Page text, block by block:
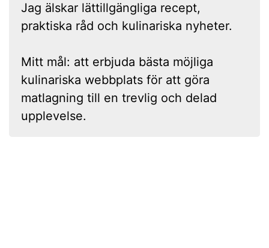
Jag älskar lättillgängliga recept,
praktiska råd och kulinariska nyheter.
Mitt mål: att erbjuda bästa möjliga
kulinariska webbplats för att göra
matlagning till en trevlig och delad
upplevelse.